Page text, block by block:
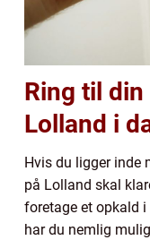
Ring til
Lolland i
Hvis du ligger inde
på Lolland skal
foretage et opkald
har du nemlig